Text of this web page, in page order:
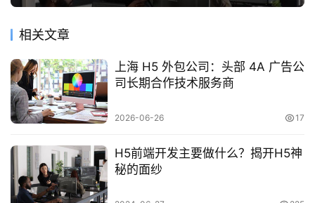
相关文章
上海 H5 外包公司：头部 4A 广告公
司长期合作技术服务商
2026-06-26 17
H5前端开发主要做什么？揭开H5神
秘的面纱